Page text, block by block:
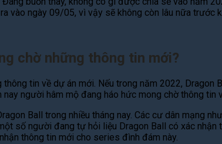
vào ngày 09/05, vì vậy sẽ không còn lâu nữa trước
chờ những thông tin mới?
tin về dự án mới. Nếu trong năm 2022,
nay người hâm mộ đang háo hức mong chờ thông
Ball trong nhiều tháng nay. Các cư dân mạng
số người đang tự hỏi liệu Dragon Ball có xác
thông tin mới cho series đình đám này.